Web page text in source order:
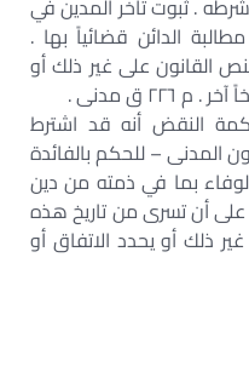
شرطه . ثبوت تأخر المدين في
الدائن قضائياً بها .
القانون على غير ذلك أو
ق مدنى .
النقض أنه قد اشترط
٢٢٦ من القانون المدنى – للحكم بالفائدة
الوفاء بما في ذمته من دين
على أن تسرى من تاريخ هذه
ذلك أو يحدد الاتفاق أو